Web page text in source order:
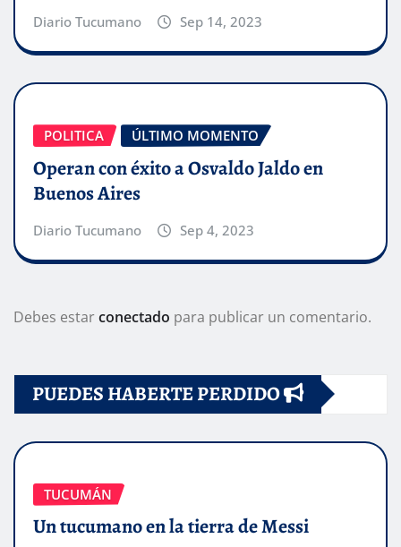
Diario Tucumano Sep 14, 2023
POLITICA ÚLTIMO MOMENTO
Operan con éxito a Osvaldo Jaldo en
Buenos Aires
Diario Tucumano Sep 4, 2023
Debes estarconectado para publicar un comentario.
PUEDES HABERTE PERDIDO
TUCUMÁN
Un tucumano en la tierra de Messi